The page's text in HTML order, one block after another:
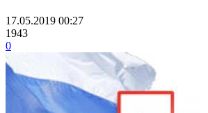
17.05.2019 00:27
1943
0